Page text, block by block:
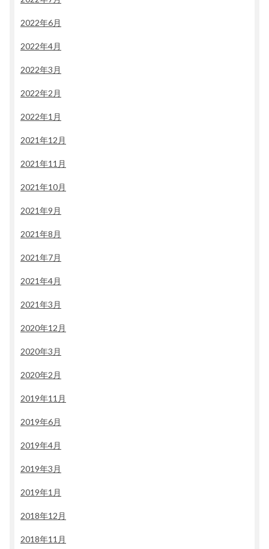
2022年6月
2022年4月
2022年3月
2022年2月
2022年1月
2021年12月
2021年11月
2021年10月
2021年9月
2021年8月
2021年7月
2021年4月
2021年3月
2020年12月
2020年3月
2020年2月
2019年11月
2019年6月
2019年4月
2019年3月
2019年1月
2018年12月
2018年11月